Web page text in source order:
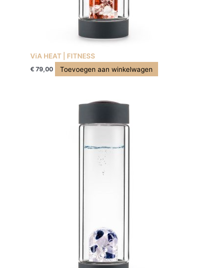
ViA HEAT | FITNESS
€ 79,00 Toevoegen aan winkelwagen